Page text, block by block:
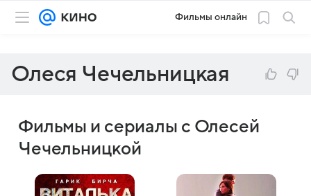
Фильмы онлайн
Олеся Чечельницкая
Фильмы и сериалы с Олесей
Чечельницкой